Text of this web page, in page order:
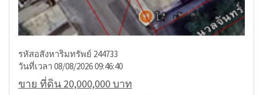
รหัสอสังหาริมทรัพย์ 244733
วันที่เวลา 08/08/2026 09:46:40
ขาย ที่ดิน 20,000,000 บาท